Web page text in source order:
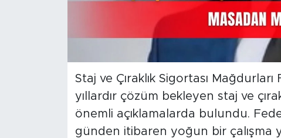
Staj ve Çıraklık Sigortası
yıllardır çözüm bekleyen staj ve
önemli açıklamalarda bulundu.
günden itibaren yoğun bir çalışma